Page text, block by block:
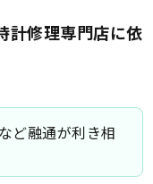
計修理専門店に依
ど融通が利き相